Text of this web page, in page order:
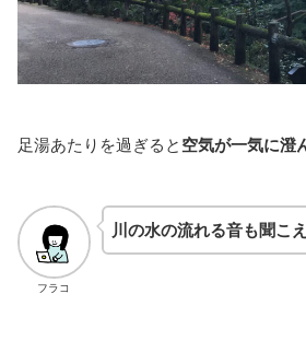
足湯あたりを過ぎると 空気が一気に澄
フラコ
川の水の流れる音も聞こ